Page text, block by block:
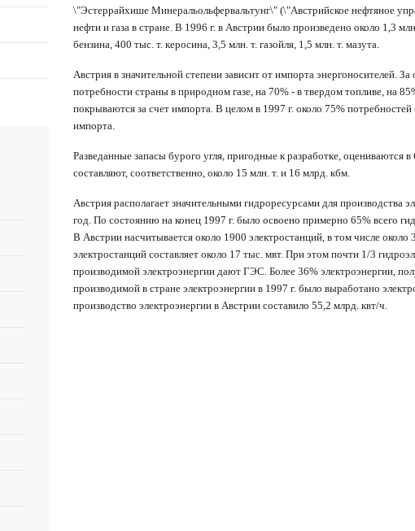
\"Эстеррайхише Минеральольфервальтунг\" (\"Австрийское нефтяное
нефти и газа в стране. В 1996 г. в Австрии было произведено около 1,3
бензина, 400 тыс. т. керосина, 3,5 млн. т. газойля, 1,5 млн. т. мазута.
Австрия в значительной степени зависит от импорта энергоносителей.
потребности страны в природном газе, на 70% - в твердом топливе, на
покрываются за счет импорта. В целом в 1997 г. около 75%
импорта.
Разведанные запасы бурого угля, пригодные к разработке, оцениваются
составляют, соответственно, около 15 млн. т. и 16 млрд. кбм.
Австрия располагает значительными гидроресурсами для производства
год. По состоянию на конец 1997 г. было освоено примерно 65% всего
В Австрии насчитывается около 1900 электростанций, в том числе
электростанций составляет около 17 тыс. мвт. При этом почти 1/3
производимой электроэнергии дают ГЭС. Более 36% электроэнергии,
производимой в стране электроэнергии в 1997 г. было выработано
производство электроэнергии в Австрии составило 55,2 млрд. квт/ч.